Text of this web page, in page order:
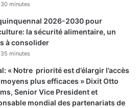
minutes
2026-2030 pour
la sécurité alimentaire, un
à consolider
minutes
« Notre priorité est d’élargir l’accès
plus efficaces » Dixit Otto
Senior Vice President et
mondial des partenariats de